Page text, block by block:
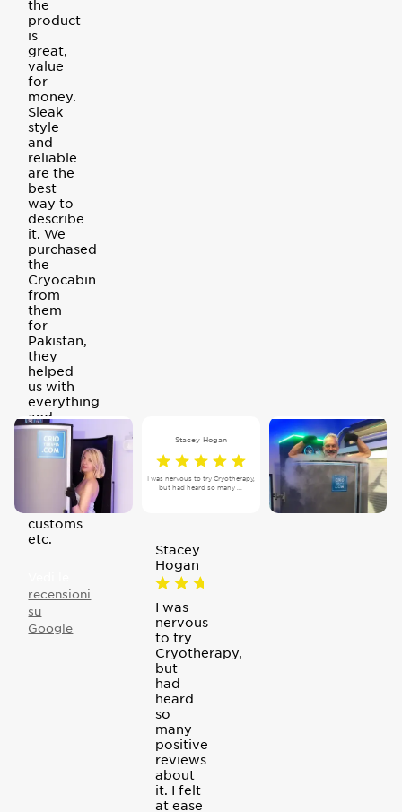
the
product
is
great,
value
for
money.
Sleak
style
and
reliable
are the
best
way to
describe
it. We
purchased
the
Cryocabin
from
them
for
Pakistan,
they
helped
us with
everything
and
even
offered
to help
shipping
customs
etc.
recensioni
su
Google
Stacey Hogan
I was nervous to try Cryotherapy,
but had heard so many ...
Stacey
Hogan
I was
nervous
to try
Cryotherapy,
but
had
heard
so
many
positive
reviews
about
it. I felt
at ease